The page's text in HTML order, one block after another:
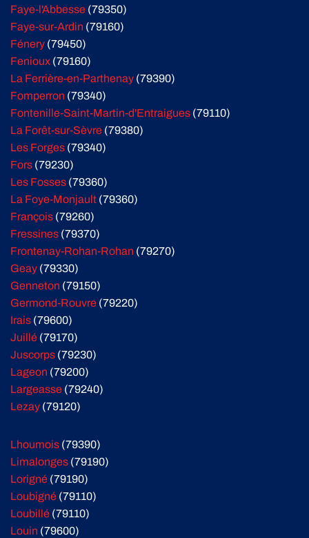
Faye-l'Abbesse (79350)
Faye-sur-Ardin (79160)
Fénery (79450)
Fenioux (79160)
La Ferrière-en-Parthenay (79390)
Fomperron (79340)
Fontenille-Saint-Martin-d'Entraigues (79110)
La Forêt-sur-Sèvre (79380)
Les Forges (79340)
Fors (79230)
Les Fosses (79360)
La Foye-Monjault (79360)
François (79260)
Fressines (79370)
Frontenay-Rohan-Rohan (79270)
Geay (79330)
Genneton (79150)
Germond-Rouvre (79220)
Irais (79600)
Juillé (79170)
Juscorps (79230)
Lageon (79200)
Largeasse (79240)
Lezay (79120)
Lhoumois (79390)
Limalonges (79190)
Lorigné (79190)
Loubigné (79110)
Loubillé (79110)
Louin (79600)